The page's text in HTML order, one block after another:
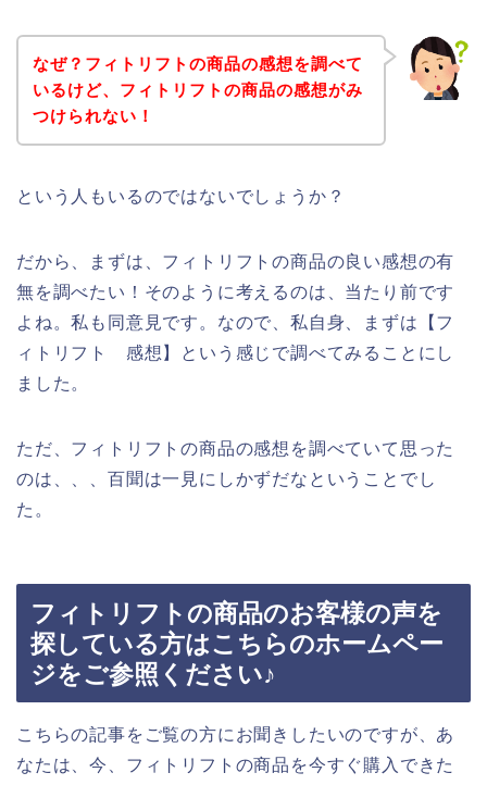
なぜ？フィトリフトの商品の感想を調べて
いるけど、フィトリフトの商品の感想がみ
つけられない！
という人もいるのではないでしょうか？
だから、まずは、フィトリフトの商品の良い感想の有
無を調べたい！そのように考えるのは、当たり前です
よね。私も同意見です。なので、私自身、まずは【フ
ィトリフト 感想】という感じで調べてみることにし
ました。
ただ、フィトリフトの商品の感想を調べていて思った
のは、、、百聞は一見にしかずだなということでし
た。
フィトリフトの商品のお客様の声を
探している方はこちらのホームペー
ジをご参照ください♪
こちらの記事をご覧の方にお聞きしたいのですが、あ
なたは、今、フィトリフトの商品を今すぐ購入できた